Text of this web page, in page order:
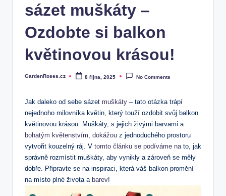
sázet muškáty –
Ozdobte si balkon
květinovou krásou!
Posted
GardenRoses.cz 8 října, 2025 No Comments
Jak daleko od sebe sázet muškáty – tato otázka trápí
nejednoho milovníka květin, který touží ozdobit svůj balkon
květinovou krásou. Muškáty, s jejich živými barvami a
bohatým květenstvím, dokážou z jednoduchého prostoru
vytvořit kouzelný ráj. V tomto článku se podíváme nato, jak
správně rozmístit muškáty, aby vynikly a zároveň se měly
dobře. Připravte se na inspiraci, která váš balkon promění
na místo plné života a barev!